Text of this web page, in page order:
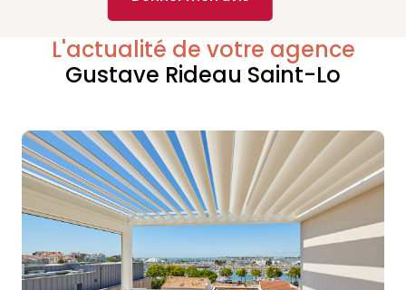
L'actualité de votre agence
Gustave Rideau Saint-Lo